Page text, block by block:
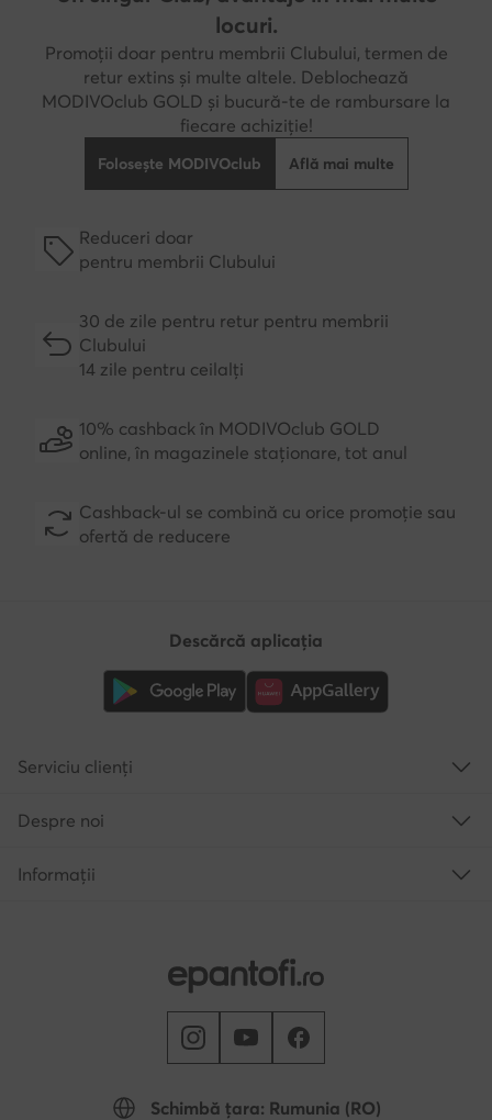
locuri.
Promoții doar pentru membrii Clubului, termen de
retur extins și multe altele. Deblochează
MODIVOclub GOLD și bucură-te de rambursare la
fiecare achiziție!
Folosește MODIVOclub Află mai multe
Reduceri doar
pentru membrii Clubului
30 de zile pentru retur pentru membrii
Clubului
14 zile pentru ceilalți
10% cashback în MODIVOclub GOLD
online, în magazinele staționare, tot anul
Cashback-ul se combină cu orice promoție sau
ofertă de reducere
Schimbă țara: Rumunia (RO)
Descărcă aplicația
Serviciu clienți
Despre noi
Informații